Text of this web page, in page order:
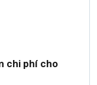
chi phí cho